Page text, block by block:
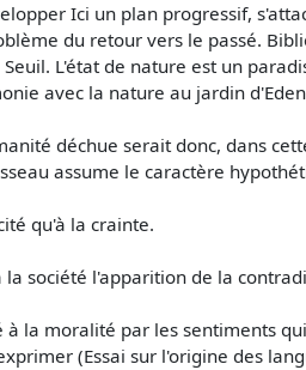
Ici un plan progressif,
du retour vers le passé.
L'état de nature est un
avec la nature au jardin
déchue serait donc, dans
assume le caractère
qu'à la crainte.
société l'apparition de la
à la moralité par les sentiments
(Essai sur l'origine des